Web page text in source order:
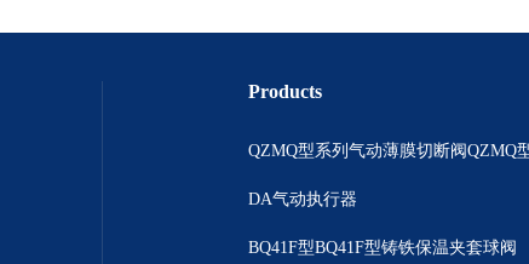
Products
DA气动执行器
BQ41F型BQ41F型铸铁保温夹套球阀